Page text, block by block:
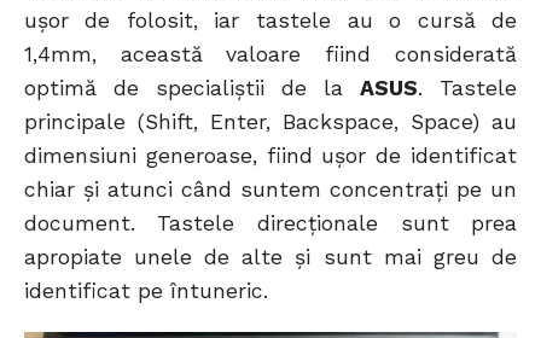
ușor de folosit, iar tastele au o cursă de
1,4mm, această valoare fiind considerată
optimă de specialiștii de laASUS. Tastele
principale (Shift, Enter, Backspace, Space) au
dimensiuni generoase, fiind ușor de identificat
chiar și atunci când suntem concentrați pe un
document. Tastele direcționale sunt prea
apropiate unele de alte și sunt mai greu de
identificat pe întuneric.